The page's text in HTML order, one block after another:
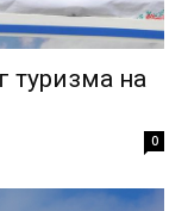
туризма на
0